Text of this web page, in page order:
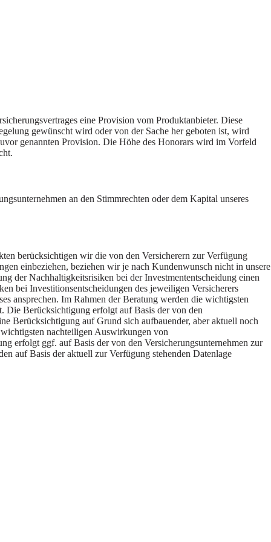
eine Provision vom Produktanbieter. Diese
gewünscht wird oder von der Sache her geboten ist, wird
genannten Provision. Die Höhe des Honorars wird im Vorfeld
an den Stimmrechten oder dem Kapital unseres
berücksichtigen wir die von den Versicherern zur Verfügung
einbeziehen, beziehen wir je nach Kundenwunsch nicht in unsere
der Nachhaltigkeitsrisiken bei der Investmententscheidung einen
bei Investitionsentscheidungen des jeweiligen Versicherers
ansprechen. Im Rahmen der Beratung werden die wichtigsten
Die Berücksichtigung erfolgt auf Basis der von den
Berücksichtigung auf Grund sich aufbauender, aber aktuell noch
nachteiligen Auswirkungen von
erfolgt ggf. auf Basis der von den Versicherungsunternehmen zur
auf Basis der aktuell zur Verfügung stehenden Datenlage